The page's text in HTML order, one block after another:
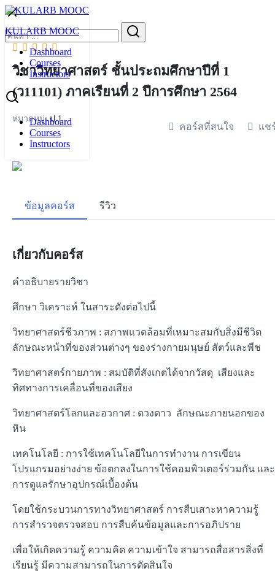
Skip
content
KULARB MOOC
Dashboard
Courses
Instructors
Dashboard
Courses
Instructors
Search
for:
วิชาวิทยาศาสตร์ ชั้นประถมศึกษาปีที่ 1
(ว11101) ภาคเรียนที่ 2 ปีการศึกษา 2564
หมวดหมู่:ป.1
คอร์สที่สนใจ แช
ข้อมูลคอร์ส รีวิว
เกี่ยวกับคอร์ส
คำอธิบายรายวิชา
ศึกษา วิเคราะห์ ในสาระดังต่อไปนี้
วิทยาศาสตร์ชีวภาพ : สภาพแวดล้อมที่เหมาะสมกับสิ่งมีชีวิต
ลักษณะหน้าที่ของส่วนต่างๆ ของร่างกายมนุษย์ สัตว์และพืช
วิทยาศาสตร์กายภาพ : สมบัติที่สังเกตได้จากวัสดุ เสียงและ
ทิศทางการเคลื่อนที่ของเสียง
วิทยาศาสตร์โลกและอวกาศ : ดวงดาว ลักษณะภายนอกของ
หิน
เทคโนโลยี : การใช้เทคโนโลยีในการทำงาน การเขียน
โปรแกรมอย่างง่าย ข้อตกลงในการใช้คอมพิวเตอร์ร่วมกัน และ
การดูแลรักษาอุปกรณ์เบื้องต้น
โดยใช้กระบวนการทางวิทยาศาสตร์ การสืบเสาะหาความรู้
การสำรวจตรวจสอบ การสืบค้นข้อมูลและการอภิปราย
เพื่อให้เกิดความรู้ ความคิด ความเข้าใจ สามารถสื่อสารสิ่งที่
เรียนรู้ มีความสามารถในการตัดสินใจ